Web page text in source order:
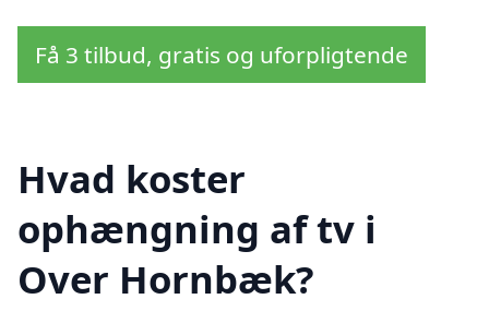
Få 3 tilbud, gratis og uforpligtende
Hvad koster
ophængning af tv i
Over Hornbæk?